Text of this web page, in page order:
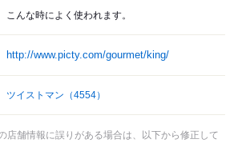
こんな時によく使われます。
http://www.picty.com/gourmet/king/
ツイストマン （4554）
店舗情報に誤りがある場合は、以下から修正して